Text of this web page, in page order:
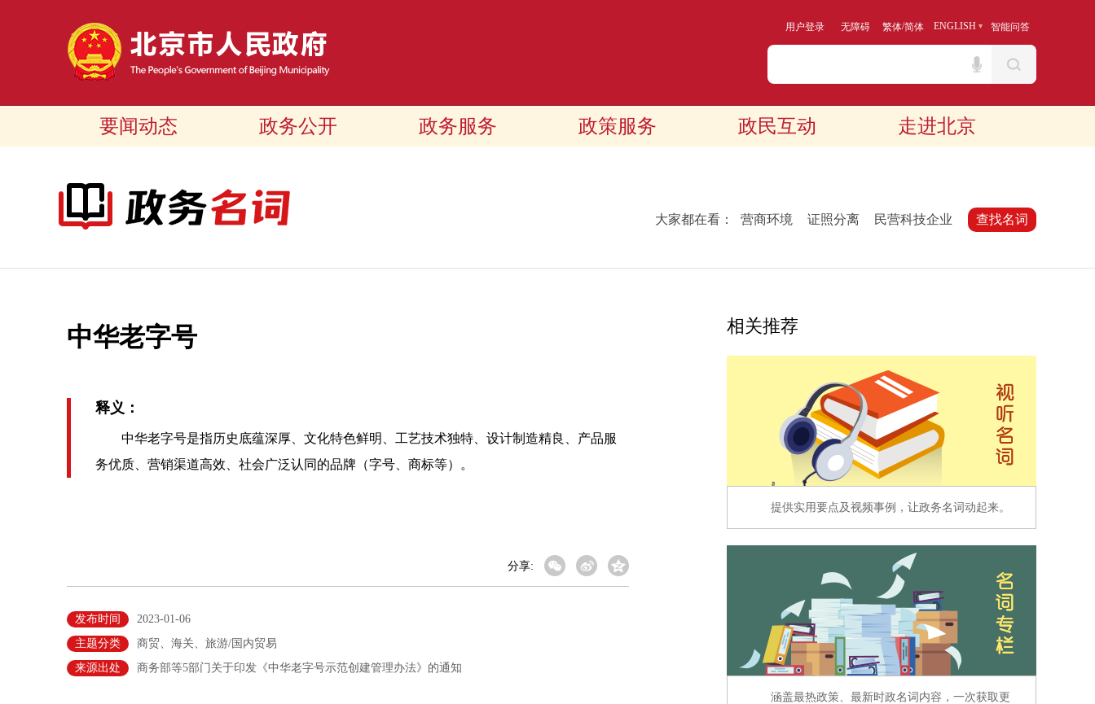
用户登录 无障碍 繁体/简体 ENGLISH 智能问答
要闻动态 政务公开 政务服务 政策服务 政民互动 走进北京
大家都在看： 营商环境 证照分离 民营科技企业 查找名词
中华老字号
释义：
中华老字号是指历史底蕴深厚、文化特色鲜明、工艺技术独特、设计制造精良、产品服
务优质、营销渠道高效、社会广泛认同的品牌（字号、商标等）。
分享:
发布时间
2023-01-06
主题分类
商贸、海关、旅游/国内贸易
来源出处
商务部等5部门关于印发《中华老字号示范创建管理办法》的通知
相关推荐
提供实用要点及视频事例，让政务名词动起来。
涵盖最热政策、最新时政名词内容，一次获取更